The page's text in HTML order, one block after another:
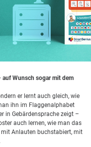
auf Wunsch sogar mit dem
er lernt auch gleich, wie
ihn im Flaggenalphabet
in Gebärdensprache zeigt –
auch lernen, wie man das
Anlauten buchstabiert, mit